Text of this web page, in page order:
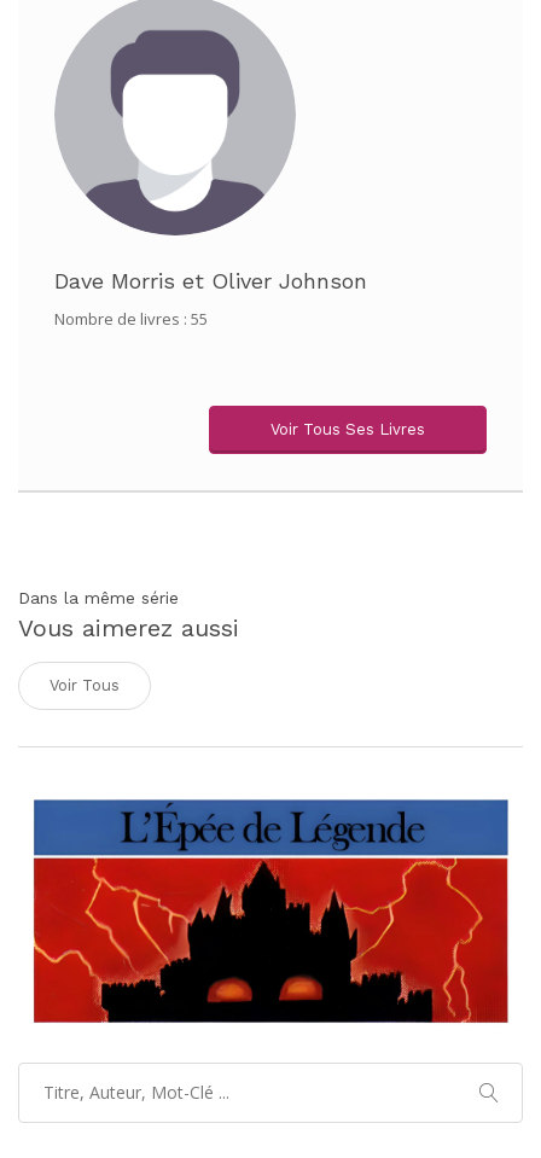
Dave Morris et Oliver Johnson
Nombre de livres : 55
Voir Tous Ses Livres
Dans la même série
Vous aimerez aussi
Voir Tous